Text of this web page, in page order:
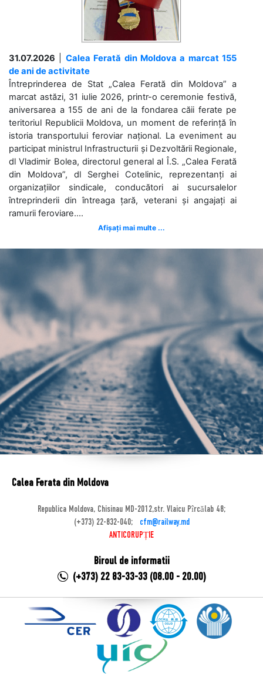
31.07.2026
Calea Ferată din Moldova a marcat 155
de ani de activitate
Întreprinderea de Stat „Calea Ferată din Moldova” a
marcat astăzi, 31 iulie 2026, printr-o ceremonie festivă,
aniversarea a 155 de ani de la fondarea căii ferate pe
teritoriul Republicii Moldova, un moment de referință în
istoria transportului feroviar național. La eveniment au
participat ministrul Infrastructurii și Dezvoltării Regionale,
dl Vladimir Bolea, directorul general al Î.S. „Calea Ferată
din Moldova”, dl Serghei Cotelinic, reprezentanți ai
organizațiilor sindicale, conducători ai sucursalelor
întreprinderii din întreaga țară, veterani și angajați ai
ramurii feroviare....
Afișați mai multe ...
Calea Ferata din Moldova
Republica Moldova, Chisinau MD-2012,str. Vlaicu Pîrcălab 48;
(+373) 22-832-040;
cfm@railway.md
ANTICORUPȚIE
Biroul de informatii
(+373) 22 83-33-33 (08.00 - 20.00)